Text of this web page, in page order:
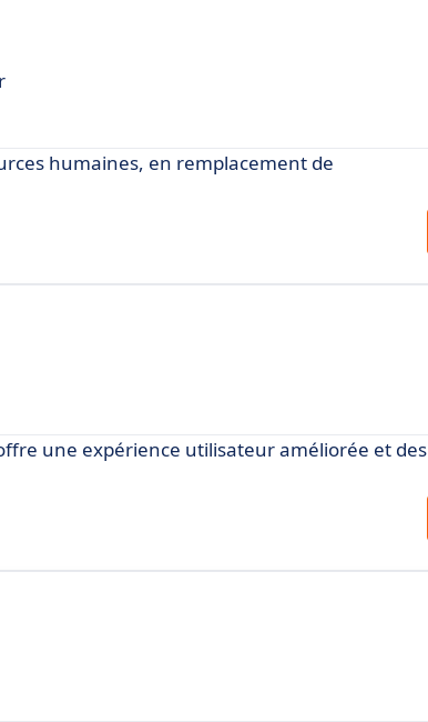
humaines, en remplacement de
une expérience utilisateur améliorée et des